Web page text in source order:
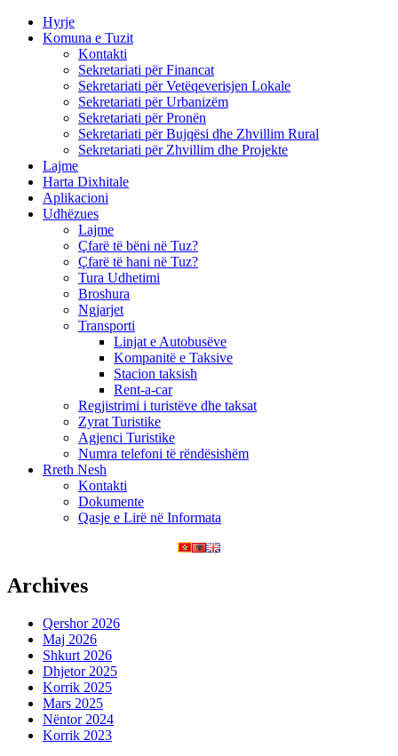
Hyrje
Komuna e Tuzit
Kontakti
Sekretariati për Financat
Sekretariati për Vetëqeverisjen Lokale
Sekretariati për Urbanizëm
Sekretariati për Pronën
Sekretariati për Bujqësi dhe Zhvillim Rural
Sekretariati për Zhvillim dhe Projekte
Lajme
Harta Dixhitale
Aplikacioni
Udhëzues
Lajme
Çfarë të bëni në Tuz?
Çfarë të hani në Tuz?
Tura Udhetimi
Broshura
Ngjarjet
Transporti
Linjat e Autobusëve
Kompanitë e Taksive
Stacion taksish
Rent-a-car
Regjistrimi i turistëve dhe taksat
Zyrat Turistike
Agjenci Turistike
Numra telefoni të rëndësishëm
Rreth Nesh
Kontakti
Dokumente
Qasje e Lirë në Informata
Archives
Qershor 2026
Maj 2026
Shkurt 2026
Dhjetor 2025
Korrik 2025
Mars 2025
Nëntor 2024
Korrik 2023